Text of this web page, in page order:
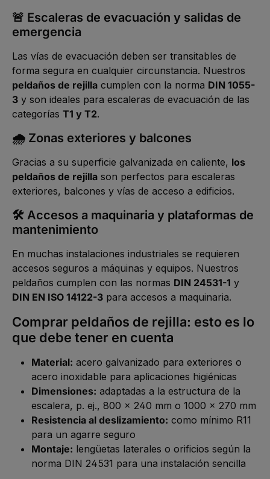
🚨 Escaleras de evacuación y salidas de
emergencia
Las vías de evacuación deben ser transitables de
forma segura en cualquier circunstancia. Nuestros
peldaños de rejilla cumplen con la norma DIN 1055-
3 y son ideales para escaleras de evacuación de las
categorías T1 y T2.
🌧️ Zonas exteriores y balcones
Gracias a su superficie galvanizada en caliente, los
peldaños de rejilla son perfectos para escaleras
exteriores, balcones y vías de acceso a edificios.
🛠️ Accesos a maquinaria y plataformas de
mantenimiento
En muchas instalaciones industriales se requieren
accesos seguros a máquinas y equipos. Nuestros
peldaños cumplen con las normas DIN 24531-1 y
DIN EN ISO 14122-3 para accesos a maquinaria.
Comprar peldaños de rejilla: esto es lo
que debe tener en cuenta
Material: acero galvanizado para exteriores o
acero inoxidable para aplicaciones higiénicas
Dimensiones: adaptadas a la estructura de la
escalera, p. ej., 800 x 240 mm o 1000 x 270 mm
Resistencia al deslizamiento: como mínimo R11
para un agarre seguro
Montaje: lengüetas laterales o orificios según la
norma DIN 24531 para una instalación sencilla